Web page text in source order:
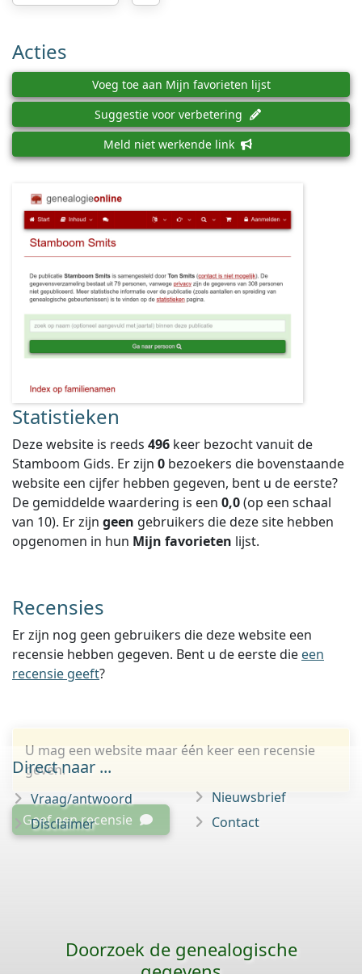
Acties
Voeg toe aan Mijn favorieten lijst
Suggestie voor verbetering
Meld niet werkende link
Statistieken
Deze website is reeds 496 keer bezocht vanuit de
Stamboom Gids. Er zijn 0 bezoekers die bovenstaande
website een cijfer hebben gegeven, bent u de eerste?
De gemiddelde waardering is een 0,0(op een schaal
van 10). Er zijn geen gebruikers die deze site hebben
opgenomen in hun Mijn favorieten lijst.
Recensies
Er zijn nog geen gebruikers die deze website een
recensie hebben gegeven. Bent u de eerste die een
recensie geeft?
U mag een website maar één keer een recensie
geven.
Geef een recensie
Direct naar ...
Vraag/antwoord
Disclaimer
Nieuwsbrief
Contact
Doorzoek de genealogische